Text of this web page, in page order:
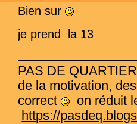
Bien sur
je prend la 13
PAS DE
de la motivation,
correct
on réduit
https://